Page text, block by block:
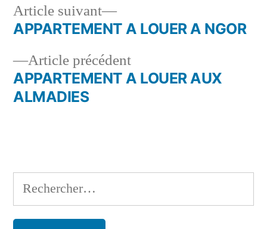
Navigation
de
l’article
Article précédentArticle
précédent :
APPARTEMENT A LOUER AUX
ALMADIES
Article suivant
Article
suivant :
APPARTEMENT A LOUER A NGOR
Rechercher :